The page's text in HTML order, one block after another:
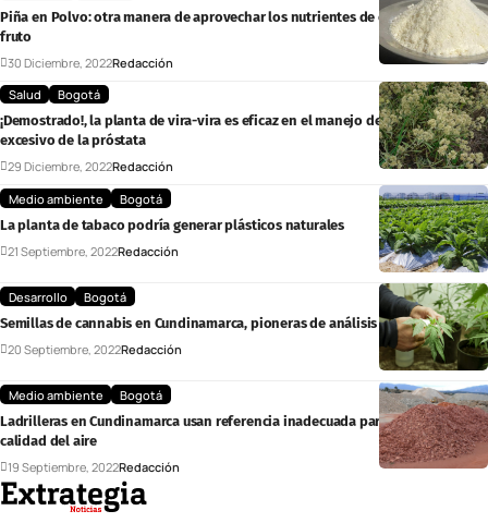
Piña en Polvo: otra manera de aprovechar los nutrientes de este delicioso
fruto
30 Diciembre, 2022Redacción
Salud
Bogotá
¡Demostrado!, la planta de vira-vira es eficaz en el manejo del crecimiento
excesivo de la próstata
29 Diciembre, 2022Redacción
Medio ambiente
Bogotá
La planta de tabaco podría generar plásticos naturales
21 Septiembre, 2022Redacción
Desarrollo
Bogotá
Semillas de cannabis en Cundinamarca, pioneras de análisis genético
20 Septiembre, 2022Redacción
Medio ambiente
Bogotá
Ladrilleras en Cundinamarca usan referencia inadecuada para calcular la
calidad del aire
19 Septiembre, 2022Redacción